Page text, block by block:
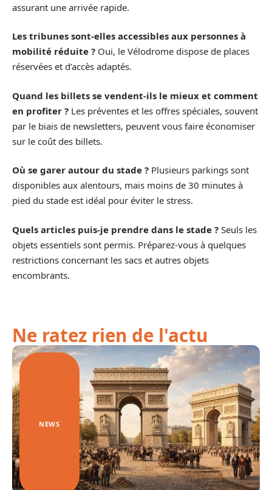
assurant une arrivée rapide.
Les tribunes sont-elles accessibles aux personnes à
mobilité réduite ? Oui, le Vélodrome dispose de places
réservées et d’accès adaptés.
Quand les billets se vendent-ils le mieux et comment
en profiter ? Les préventes et les offres spéciales, souvent
par le biais de newsletters, peuvent vous faire économiser
sur le coût des billets.
Où se garer autour du stade ? Plusieurs parkings sont
disponibles aux alentours, mais moins de 30 minutes à
pied du stade est idéal pour éviter le stress.
Quels articles puis-je prendre dans le stade ? Seuls les
objets essentiels sont permis. Préparez-vous à quelques
restrictions concernant les sacs et autres objets
encombrants.
Ne ratez rien de l'actu
NEWS